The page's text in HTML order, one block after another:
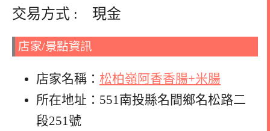
交易方式 : 現金
店家/景點資訊
店家名稱： 松柏嶺阿香香腸+米腸
所在地址：551南投縣名間鄉名松路二
段251號